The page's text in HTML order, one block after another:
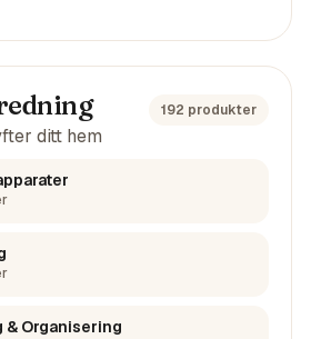
192 produkter
ditt hem
& Organisering